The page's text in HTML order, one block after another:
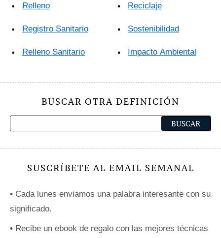
Relleno
Registro Sanitario
Relleno Sanitario
Reciclaje
Sostenibilidad
Impacto Ambiental
BUSCAR OTRA DEFINICIÓN
SUSCRÍBETE AL EMAIL SEMANAL
• Cada lunes enviamos una palabra interesante con su
significado.
• Recibe un ebook de regalo con las mejores técnicas